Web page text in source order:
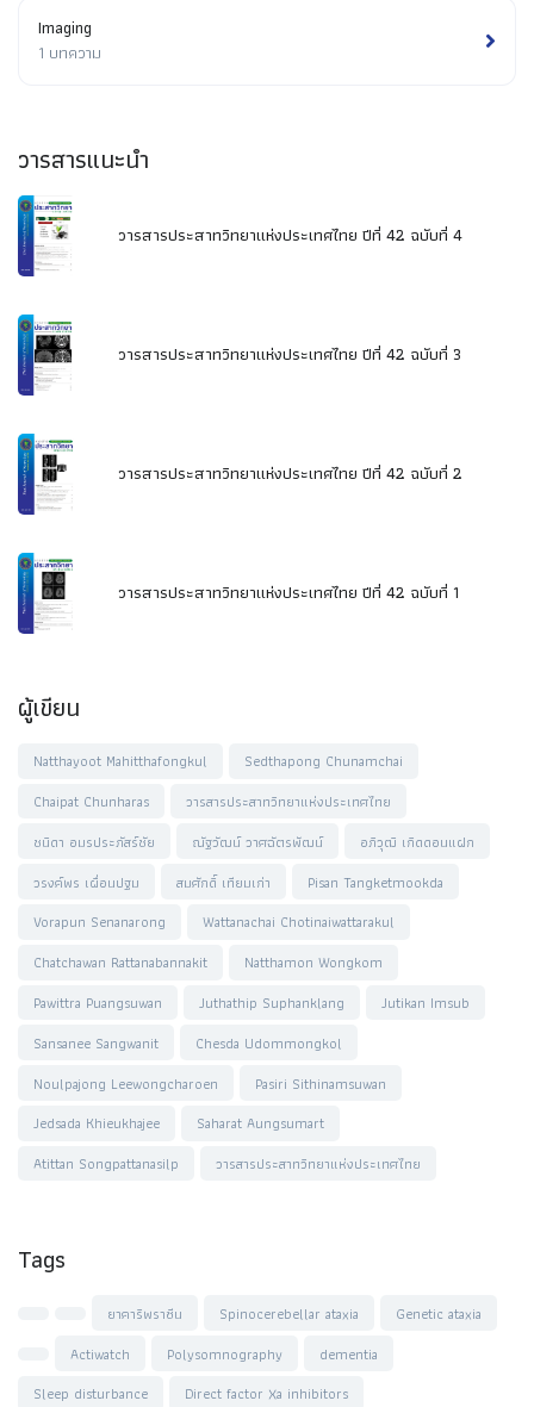
Imaging
1 บทความ
วารสารแนะนำ
วารสารประสาทวิทยาแห่งประเทศไทย ปีที่ 42 ฉบับที่ 4
วารสารประสาทวิทยาแห่งประเทศไทย ปีที่ 42 ฉบับที่ 3
วารสารประสาทวิทยาแห่งประเทศไทย ปีที่ 42 ฉบับที่ 2
วารสารประสาทวิทยาแห่งประเทศไทย ปีที่ 42 ฉบับที่ 1
ผู้เขียน
Natthayoot Mahitthafongkul
Sedthapong Chunamchai
Chaipat Chunharas
วารสารประสาทวิทยาแห่งประเทศไทย
ชนิดา อมรประภัสร์ชัย
ณัฐวัฒน์ วาศฉัตรพัฒน์
อภิวุฒิ เกิดดอนแฝก
วรงค์พร เผื่อนปฐม
สมศักดิ์ เทียมเก่า
Pisan Tangketmookda
Vorapun Senanarong
Wattanachai Chotinaiwattarakul
Chatchawan Rattanabannakit
Natthamon Wongkom
Pawittra Puangsuwan
Juthathip Suphanklang
Jutikan Imsub
Sansanee Sangwanit
Chesda Udommongkol
Noulpajong Leewongcharoen
Pasiri Sithinamsuwan
Jedsada Khieukhajee
Saharat Aungsumart
Atittan Songpattanasilp
วารสารประสาทวิทยาแห่งประเทศไทย
Tags
ยาคาริพราซีน Spinocerebellar ataxia
Genetic ataxia
Actiwatch
Polysomnography
dementia
Sleep disturbance
Direct factor Xa inhibitors